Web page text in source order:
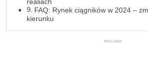
realiach
FAQ: Rynek ciągników w 2024 –
kierunku
REKLAMA